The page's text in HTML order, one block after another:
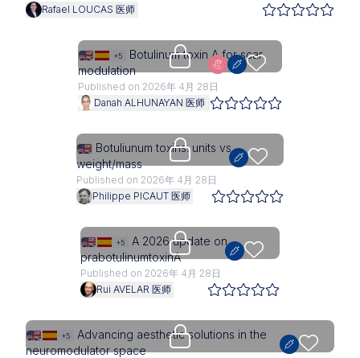
Rafael LOUCAS 医师
Upgrade needed
+5
Botulinum toxin A for scar
modulation
Published on 2026年 4月 28日
Danah ALHUNAYAN 医师
Upgrade needed
Botuliunum toxins: units vs.
weight/mass
Published on 2026年 4月 28日
Philippe PICAUT 医师
Upgrade needed
+5
A 2026 update on
prabotulinumtoxinA
Published on 2026年 4月 28日
Rui AVELAR 医师
Upgrade needed
+5
Advancing aesthetic solutions in the
neuromodulator space